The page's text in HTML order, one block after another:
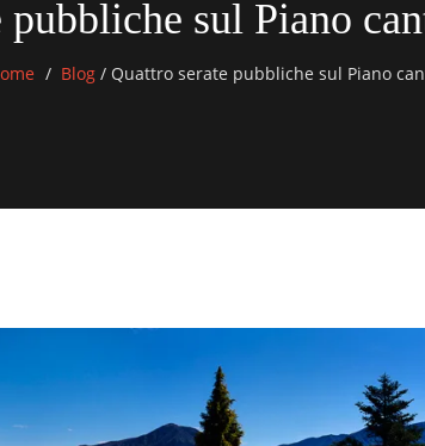
pubbliche sul Piano
Blog /Quattro serate pubbliche sul Piano